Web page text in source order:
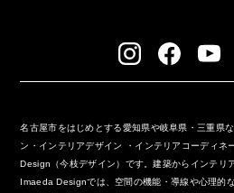
名古屋市をはじめとする愛知県や岐阜県・三重県
ン・インテリアデザイン ・インテリアコーディネ
Design（今枝デザイン）です。建築からインテリ
Imaeda Designでは、空間の機能・導線や心理的